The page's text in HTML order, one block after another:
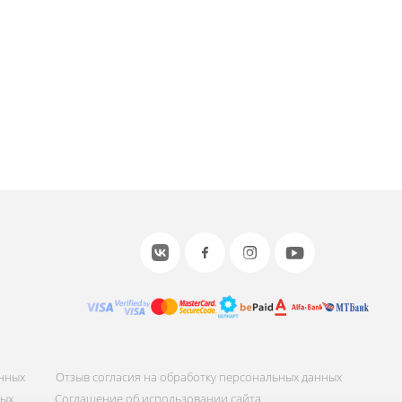
Отзыв согласия на обработку персональных данных
Соглашение об использовании сайта